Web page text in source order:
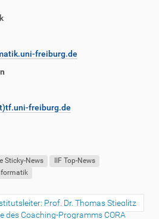
freiburg.de
freiburg.de
Sticky-News
IIF Top-News
Prof. Dr. Thomas Stieglitz
des Coaching-Programms CORA